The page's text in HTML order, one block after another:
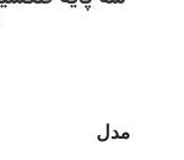
مدل